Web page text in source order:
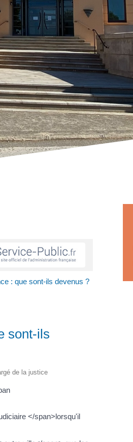
: que sont-ils devenus ?
sont-ils
de la justice
</span>lorsqu'il